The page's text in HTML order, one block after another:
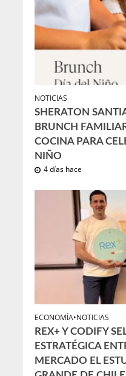
NOTICIAS
SHERATON
BRUNCH
COCINA PARA
NIÑO
4 días hace
ECONOMÍA•NOTICIAS
REX+ Y CODIFY
ESTRATÉGICA
MERCADO EL